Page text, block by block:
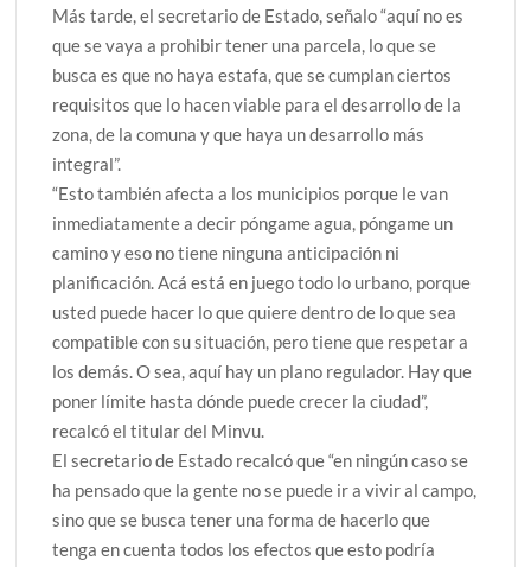
Más tarde, el secretario de Estado, señalo “aquí no es
que se vaya a prohibir tener una parcela, lo que se
busca es que no haya estafa, que se cumplan ciertos
requisitos que lo hacen viable para el desarrollo de la
zona, de la comuna y que haya un desarrollo más
integral”.
“Esto también afecta a los municipios porque le van
inmediatamente a decir póngame agua, póngame un
camino y eso no tiene ninguna anticipación ni
planificación. Acá está en juego todo lo urbano, porque
usted puede hacer lo que quiere dentro de lo que sea
compatible con su situación, pero tiene que respetar a
los demás. O sea, aquí hay un plano regulador. Hay que
poner límite hasta dónde puede crecer la ciudad”,
recalcó el titular del Minvu.
El secretario de Estado recalcó que “en ningún caso se
ha pensado que la gente no se puede ir a vivir al campo,
sino que se busca tener una forma de hacerlo que
tenga en cuenta todos los efectos que esto podría